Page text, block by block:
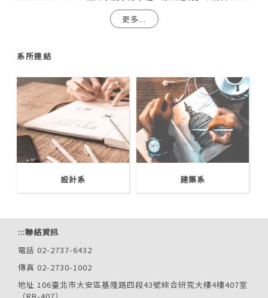
更多...
系所連結
設計系 建築系
:::聯絡資訊
電話 02-2737-6432
傳真 02-2730-1002
地址 106臺北市大安區基隆路四段43號綜合研究大樓4樓407室